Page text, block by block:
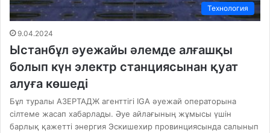
Технология
9.04.2024
Ыстанбұл әуежайы әлемде алғашқы
болып күн электр станциясынан қуат
алуға көшеді
Бұл туралы АЗЕРТАДЖ агенттігі IGA әуежай операторына
сілтеме жасап хабарлады. Әуе айлағының жұмысы үшін
барлық қажетті энергия Эскишехир провинциясында салынып